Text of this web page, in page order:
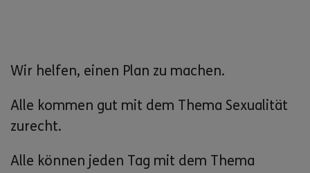
Wir helfen, einen Plan zu machen.
Alle kommen gut mit dem Thema Sexualität
zurecht.
Alle können jeden Tag mit dem Thema